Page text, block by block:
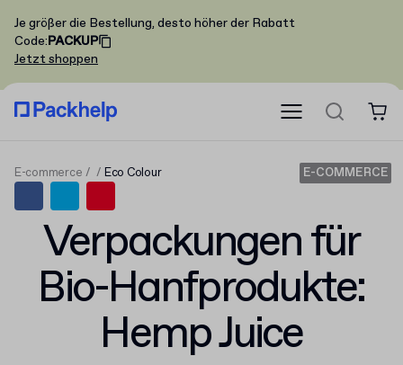
Je größer die Bestellung, desto höher der Rabatt
Code:PACKUP
Jetzt shoppen
Verpackungen für
Bio-Hanfprodukte:
Hemp Juice
E-commerce Eco Colour E-COMMERCE